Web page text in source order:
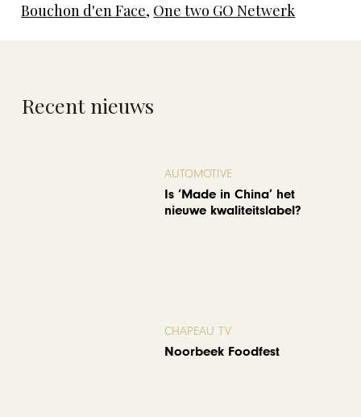
Bouchon d'en Face, One two GO Netwerk
Recent nieuws
AUTOMOTIVE
Is ‘Made in China’ het
nieuwe kwaliteitslabel?
CHAPEAU TV
Noorbeek Foodfest